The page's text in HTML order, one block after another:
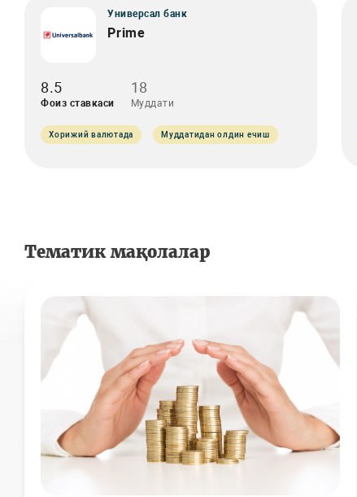
Универсал банк
Prime
8.5
Фоиз ставкаси
18
Муддати
Хорижий валютада Муддатидан олдин ечиш
Тематик мақолалар